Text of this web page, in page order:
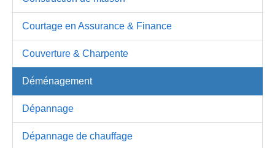
Courtage en Assurance & Finance
Couverture & Charpente
Déménagement
Dépannage
Dépannage de chauffage